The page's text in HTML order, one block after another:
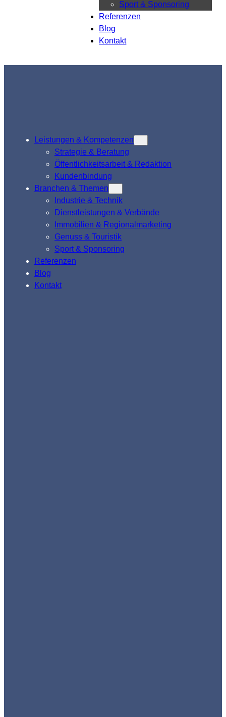
Sport & Sponsoring
Referenzen
Blog
Kontakt
Leistungen & Kompetenzen
Strategie & Beratung
Öffentlichkeitsarbeit & Redaktion
Kundenbindung
Branchen & Themen
Industrie & Technik
Dienstleistungen & Verbände
Immobilien & Regionalmarketing
Genuss & Touristik
Sport & Sponsoring
Referenzen
Blog
Kontakt